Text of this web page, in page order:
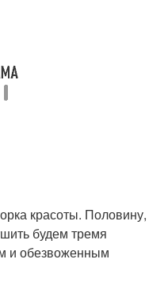
красоты. Половину,
будем тремя
и обезвоженным